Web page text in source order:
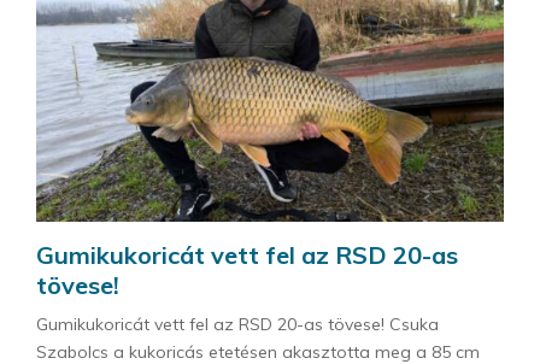
Gumikukoricát vett fel az RSD 20-as
tövese!
Gumikukoricát vett fel az RSD 20-as tövese! Csuka
Szabolcs a kukoricás etetésen akasztotta meg a 85 cm